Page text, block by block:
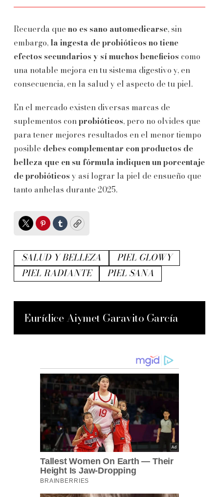
Recuerda que no es sano automedicarse, sin
embargo, la ingesta de probióticos no tiene
efectos secundarios y sí muchos beneficios como
una notable mejora en tu sistema digestivo y, en
consecuencia, en la salud y el aspecto de tu piel.
En el mercado existen diversas marcas de
suplementos conprobióticos, pero no olvides que
para tener mejores resultados en el menor tiempo
posible debes complementar con productos de
belleza que en su fórmula indiquen un porcentaje
de probióticos y así lograr la piel de ensueño que
tanto anhelas durante 2025.
TwitterPinterest
TumblrCopy
SALUD Y BELLEZA
PIEL GLOWY
PIEL RADIANTE
PIEL SANA
Eurídice Aiymet Garavito García